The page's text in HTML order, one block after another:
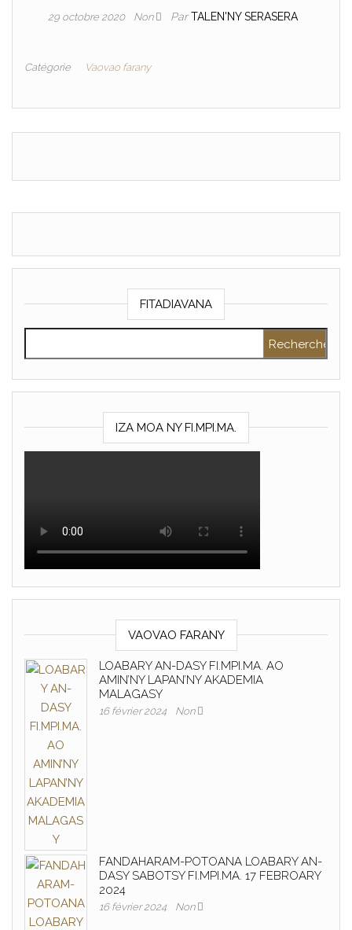
29 octobre 2020 Non ParTALEN'NY SERASERA
Catégorie Vaovao farany
FITADIAVANA
IZA MOA NY FI.MPI.MA.
VAOVAO FARANY
LOABARY AN-DASY FI.MPI.MA. AO
AMIN’NY LAPAN’NY AKADEMIA
MALAGASY
16 février 2024 Non
FANDAHARAM-POTOANA LOABARY AN-
DASY SABOTSY FI.MPI.MA. 17 FEBROARY
2024
16 février 2024 Non